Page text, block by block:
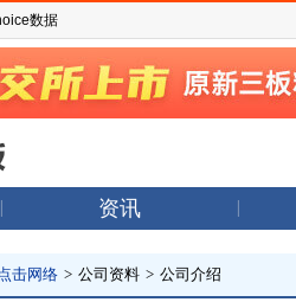
数据
资讯
击网络 > 公司资料 > 公司介绍